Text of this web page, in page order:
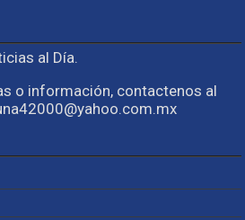
al Día.
o información, contactenos al